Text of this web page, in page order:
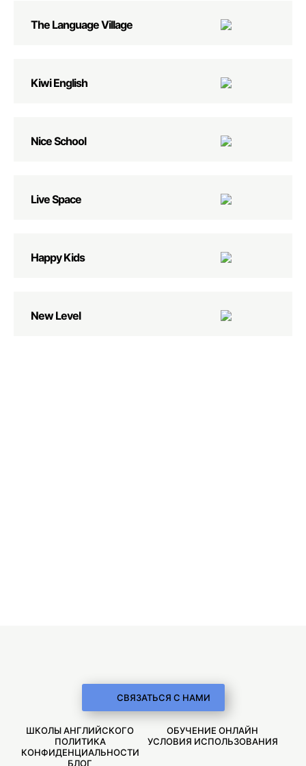
The Language Village
Kiwi English
Nice School
Live Space
Happy Kids
New Level
СВЯЗАТЬСЯ С НАМИ
ШКОЛЫ АНГЛИЙСКОГО
ОБУЧЕНИЕ ОНЛАЙН
ПОЛИТИКА
КОНФИДЕНЦИАЛЬНОСТИ
УСЛОВИЯ ИСПОЛЬЗОВАНИЯ
БЛОГ